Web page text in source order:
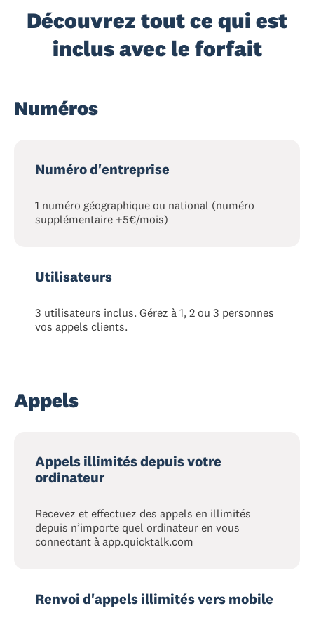
Découvrez tout ce qui est
inclus avec le forfait
Numéros
Numéro d'entreprise
1 numéro géographique ou national (numéro
supplémentaire +5€/mois)
Utilisateurs
3 utilisateurs inclus. Gérez à 1, 2 ou 3 personnes
vos appels clients.
Appels
Appels illimités depuis votre
ordinateur
Recevez et effectuez des appels en illimités
depuis n’importe quel ordinateur en vous
connectant à app.quicktalk.com
Renvoi d'appels illimités vers mobile